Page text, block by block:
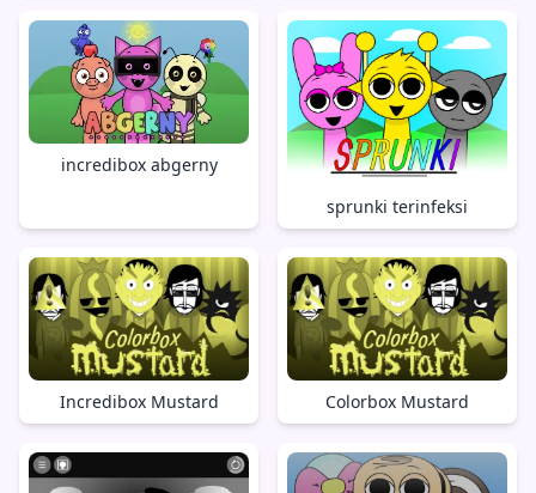
incredibox abgerny
sprunki terinfeksi
Incredibox Mustard Colorbox Mustard